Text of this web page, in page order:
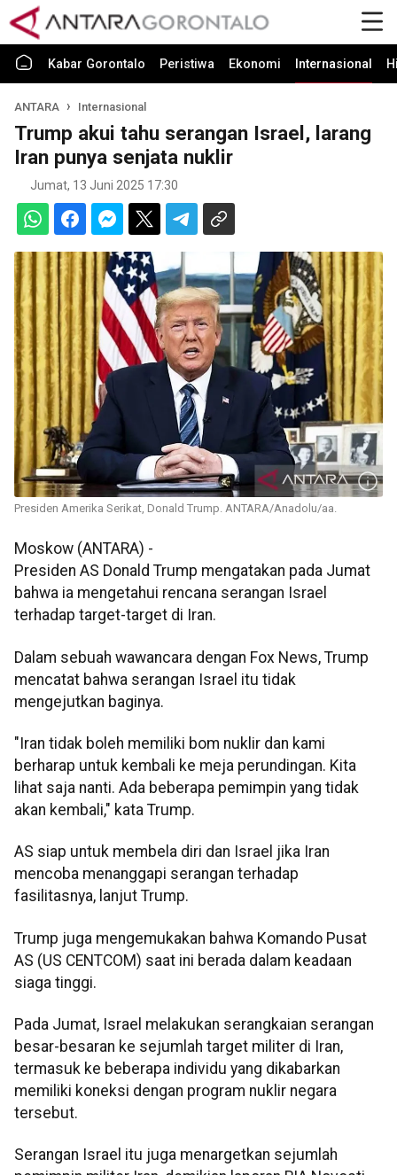
Kabar Gorontalo Peristiwa Ekonomi Internasional
ANTARA Internasional
Trump akui tahu serangan Israel, larang
Iran punya senjata nuklir
Jumat, 13 Juni 2025 17:30
Presiden Amerika Serikat, Donald Trump. ANTARA/Anadolu/aa.
Moskow (ANTARA) -
Presiden AS Donald Trump mengatakan pada Jumat
bahwa ia mengetahui rencana serangan Israel
terhadap target-target di Iran.
Dalam sebuah wawancara dengan Fox News, Trump
mencatat bahwa serangan Israel itu tidak
mengejutkan baginya.
"Iran tidak boleh memiliki bom nuklir dan kami
berharap untuk kembali ke meja perundingan. Kita
lihat saja nanti. Ada beberapa pemimpin yang tidak
akan kembali," kata Trump.
AS siap untuk membela diri dan Israel jika Iran
mencoba menanggapi serangan terhadap
fasilitasnya, lanjut Trump.
Trump juga mengemukakan bahwa Komando Pusat
AS (US CENTCOM) saat ini berada dalam keadaan
siaga tinggi.
Pada Jumat, Israel melakukan serangkaian serangan
besar-besaran ke sejumlah target militer di Iran,
termasuk ke beberapa individu yang dikabarkan
memiliki koneksi dengan program nuklir negara
tersebut.
Serangan Israel itu juga menargetkan sejumlah